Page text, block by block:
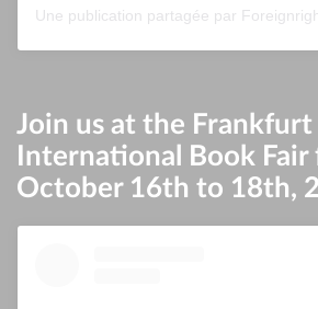
Join us at the Frankfurt
International Book Fair
October 16th to 18th,